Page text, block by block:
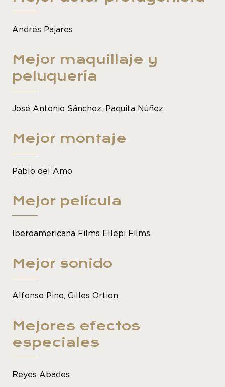
Andrés Pajares
Mejor maquillaje y
peluquería
José Antonio Sánchez, Paquita Núñez
Mejor montaje
Pablo del Amo
Mejor película
Iberoamericana Films Ellepi Films
Mejor sonido
Alfonso Pino, Gilles Ortion
Mejores efectos
especiales
Reyes Abades